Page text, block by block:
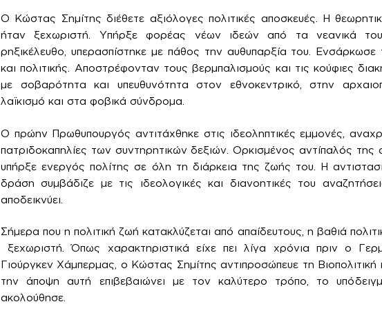
Ο Κώστας Σημίτης διέθετε αξιόλογες πολιτικές αποσκευές. Η
ήταν ξεχωριστή. Υπήρξε φορέας νέων ιδεών από τα νεανικά
ρηξικέλευθο, υπερασπίστηκε με πάθος την αυθυπαρξία του.
και πολιτικής. Αποστρέφονταν τους βερμπαλισμούς και τις κούφιες
με σοβαρότητα και υπευθυνότητα στον εθνοκεντρικό, στην
λαϊκισμό και στα φοβικά σύνδρομα.
Ο πρώην Πρωθυπουργός αντιτάχθηκε στις ιδεοληπτικές εμμονές,
πατριδοκαπηλίες των συντηρητικών δεξιών. Ορκισμένος αντίπαλός της
υπήρξε ενεργός πολίτης σε όλη τη διάρκεια της ζωής του. Η
δράση συμβάδιζε με τις ιδεολογικές και διανοητικές του
αποδεικνύει.
Σήμερα που η πολιτική ζωή κατακλύζεται από απαίδευτους, η βαθιά
ξεχωριστή. Όπως χαρακτηριστικά είχε πει λίγα χρόνια πριν ο
Γιούργκεν Χάμπερμας, ο Κώστας Σημίτης αντιπροσώπευε τη
την άποψη αυτή επιβεβαιώνει με τον καλύτερο τρόπο, το
ακολούθησε.